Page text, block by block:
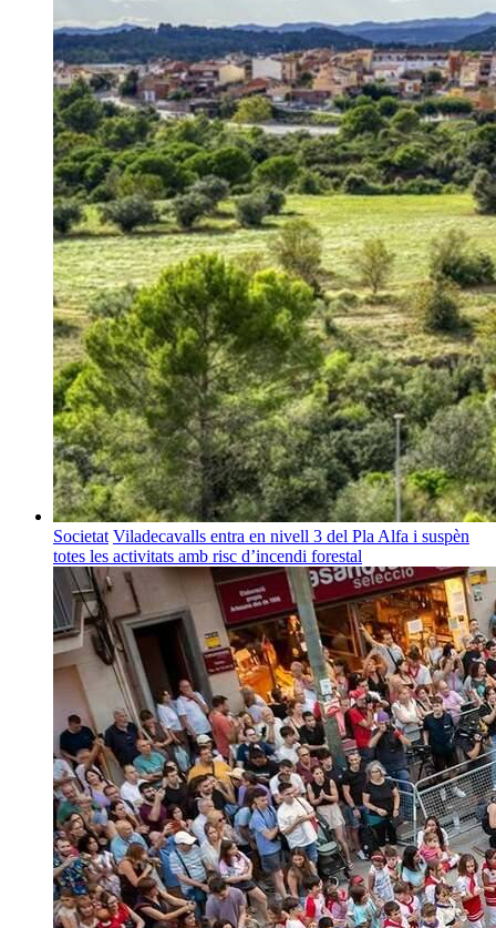
Societat Viladecavalls entra en nivell 3 del Pla Alfa i suspèn
totes les activitats amb risc d’incendi forestal